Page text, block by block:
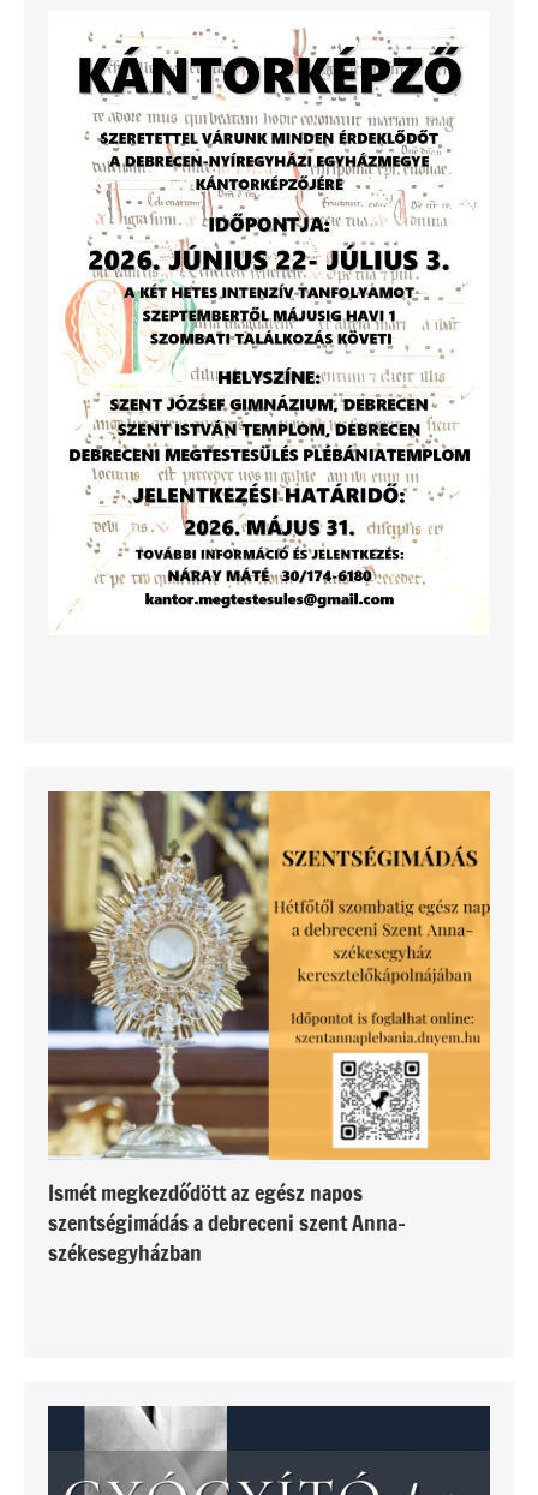
Ismét megkezdődött az egész napos
szentségimádás a debreceni szent Anna-
székesegyházban